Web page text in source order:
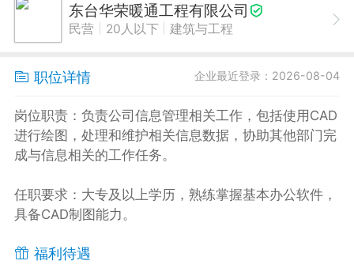
东台华荣暖通工程有限公司
民营 20人以下 建筑与工程
职位详情 企业最近登录：2026-08-04
岗位职责：负责公司信息管理相关工作，包括使用CAD
进行绘图，处理和维护相关信息数据，协助其他部门完
成与信息相关的工作任务。
任职要求：大专及以上学历，熟练掌握基本办公软件，
具备CAD制图能力。
福利待遇